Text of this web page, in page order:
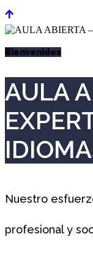
Bienvenidos
AULA
Nuestro
profesional y